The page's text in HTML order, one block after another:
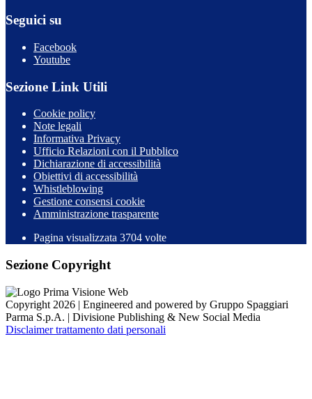
Seguici su
Facebook
Youtube
Sezione Link Utili
Cookie policy
Note legali
Informativa Privacy
Ufficio Relazioni con il Pubblico
Dichiarazione di accessibilità
Obiettivi di accessibilità
Whistleblowing
Gestione consensi cookie
Amministrazione trasparente
Pagina visualizzata 3704 volte
Sezione Copyright
Copyright 2026 | Engineered and powered by Gruppo Spaggiari
Parma S.p.A. | Divisione Publishing & New Social Media
Disclaimer trattamento dati personali